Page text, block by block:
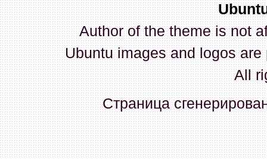
GenKass:По тому же
02 Апреля 2026, 12:56:37
GenKass:Всем доброго
серии (6592) 1-1245, 3-
прошить до 7926, чтобы
Атол 11 видится в системе
Author of the theme is not
Ubuntu images and logos
All
Страница